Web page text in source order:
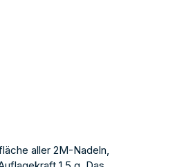
aller 2M-Nadeln,